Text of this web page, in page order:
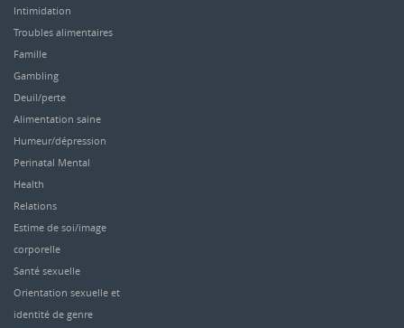
Intimidation
Troubles alimentaires
Famille
Gambling
Deuil/perte
Alimentation saine
Humeur/dépression
Perinatal Mental
Health
Relations
Estime de soi/image
corporelle
Santé sexuelle
Orientation sexuelle et
identité de genre